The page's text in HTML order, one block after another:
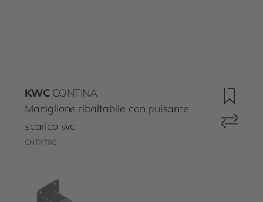
KWC CONTINA
Maniglione ribaltabile con pulsante
scarico wc
CNTX70G